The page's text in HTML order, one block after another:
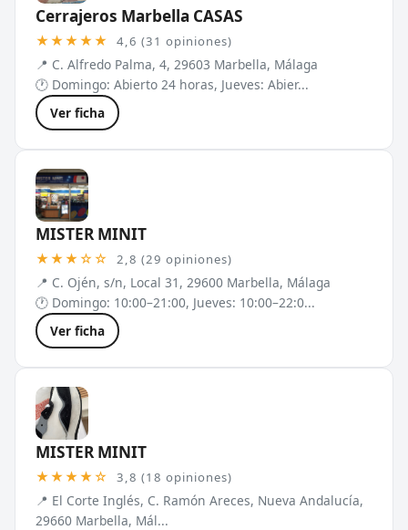
Cerrajeros Marbella CASAS
★★★★★ 4,6 (31 opiniones)
📍 C. Alfredo Palma, 4, 29603 Marbella, Málaga
🕐 Domingo: Abierto 24 horas, Jueves: Abier...
Ver ficha
MISTER MINIT
★★★☆☆ 2,8 (29 opiniones)
📍 C. Ojén, s/n, Local 31, 29600 Marbella, Málaga
🕐 Domingo: 10:00–21:00, Jueves: 10:00–22:0...
Ver ficha
MISTER MINIT
★★★★☆ 3,8 (18 opiniones)
📍 El Corte Inglés, C. Ramón Areces, Nueva Andalucía,
29660 Marbella, Mál...